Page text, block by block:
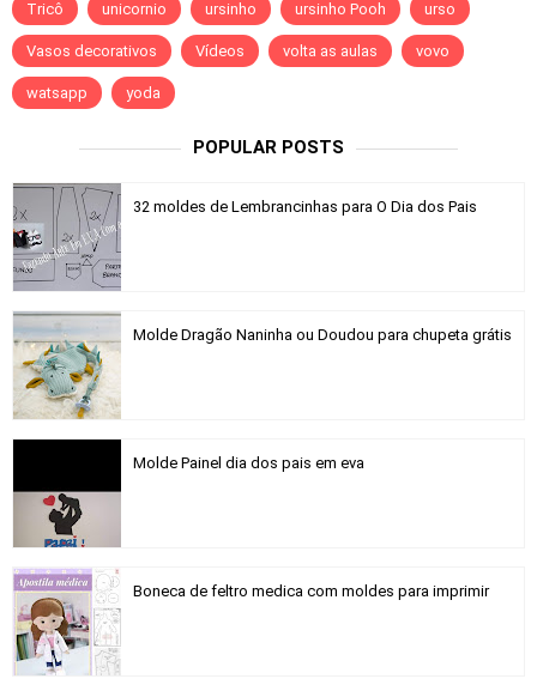
Tricô unicornio ursinho ursinho Pooh urso
Vasos decorativos Vídeos volta as aulas vovo
watsapp yoda
POPULAR POSTS
32 moldes de Lembrancinhas para O Dia dos Pais
Molde Dragão Naninha ou Doudou para chupeta grátis
Molde Painel dia dos pais em eva
Boneca de feltro medica com moldes para imprimir